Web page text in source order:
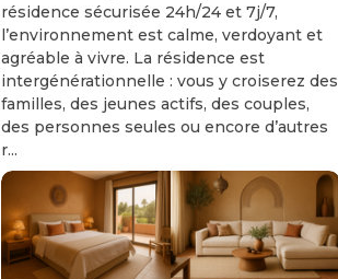
résidence sécurisée 24h/24 et 7j/7,
l’environnement est calme, verdoyant et
agréable à vivre. La résidence est
intergénérationnelle : vous y croiserez des
familles, des jeunes actifs, des couples,
des personnes seules ou encore d’autres
r...
Slide 1 of 11